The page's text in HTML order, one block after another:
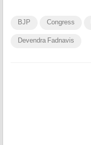
BJP Congress
Devendra Fadnavis